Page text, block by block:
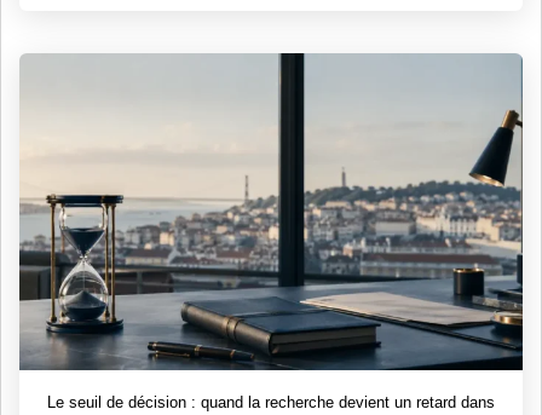
Le seuil de décision : quand la recherche devient un retard dans